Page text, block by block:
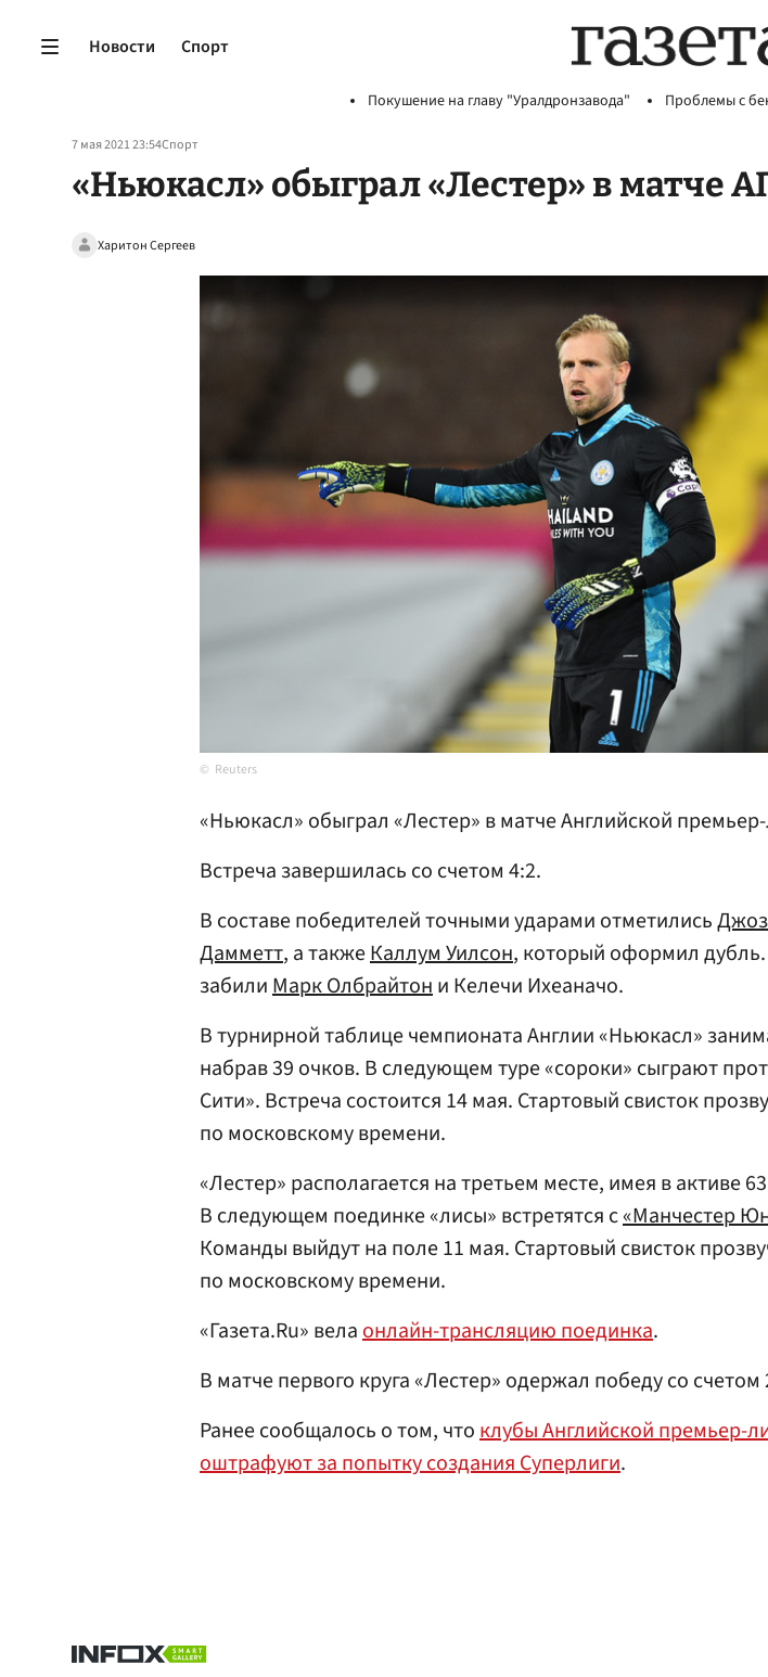
Новости Спорт
Покушение на главу "Уралдронзавода" Проблемы с
7 мая 2021 23:54Спорт
«Ньюкасл» обыграл «Лестер» в матче
Харитон Сергеев
Reuters
«Ньюкасл» обыграл «Лестер» в матче Английской
Встреча завершилась со счетом 4:2.
В составе победителей точными ударами отметились
Дамметт, а такжеКаллум Уилсон, который оформил дубль.
забилиМарк Олбрайтони Келечи Ихеаначо.
В турнирной таблице чемпионата Англии «Ньюкасл»
набрав 39 очков. В следующем туре «сороки» сыграют
Сити». Встреча состоится 14 мая. Стартовый свисток
по московскому времени.
«Лестер» располагается на третьем месте, имея в активе
В следующем поединке «лисы» встретятся с«Манчестер
Команды выйдут на поле 11 мая. Стартовый свисток
по московскому времени.
«Газета.Ru» велаонлайн-трансляцию поединка.
В матче первого круга «Лестер» одержал победу со счетом
Ранее сообщалось о том, чтоклубы Английской премьер-
оштрафуют за попытку создания Суперлиги.